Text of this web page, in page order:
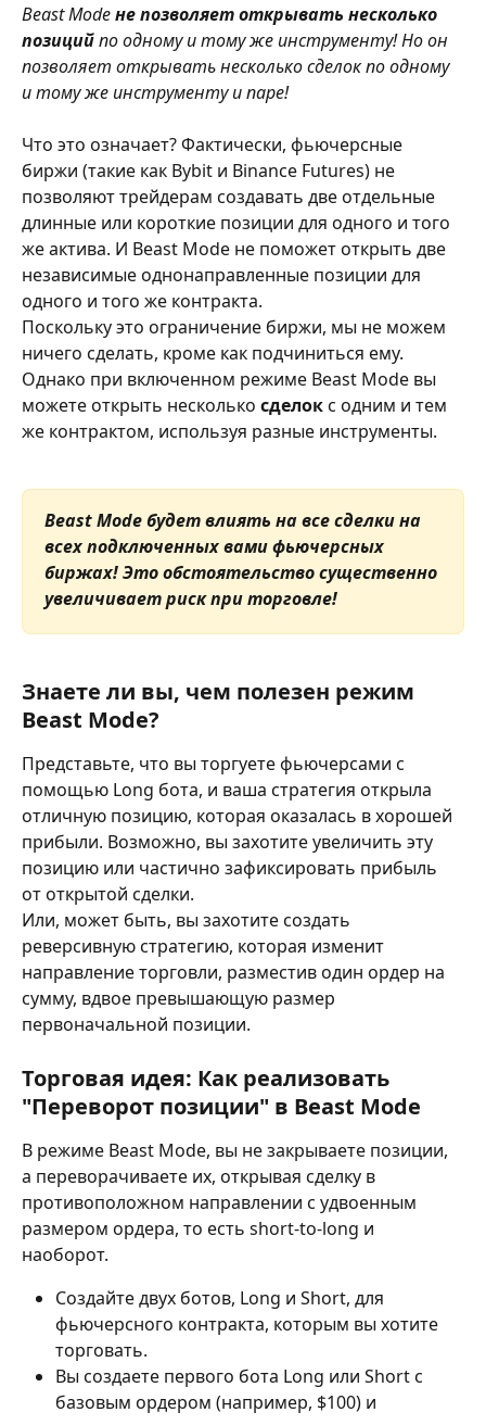
Beast Mode не позволяет открывать несколько
позиций по одному и тому же инструменту! Но он
позволяет открывать несколько сделок по одному
и тому же инструменту и паре!
Что это означает? Фактически, фьючерсные
биржи (такие как Bybit и Binance Futures) не
позволяют трейдерам создавать две отдельные
длинные или короткие позиции для одного и того
же актива. И Beast Mode не поможет открыть две
независимые однонаправленные позиции для
одного и того же контракта.
Поскольку это ограничение биржи, мы не можем
ничего сделать, кроме как подчиниться ему.
Однако при включенном режиме Beast Mode вы
можете открыть несколько сделок с одним и тем
же контрактом, используя разные инструменты.
Beast Mode будет влиять на все сделки на
всех подключенных вами фьючерсных
биржах! Это обстоятельство существенно
увеличивает риск при торговле!
Знаете ли вы, чем полезен режим
Beast Mode?
Представьте, что вы торгуете фьючерсами с
помощью Long бота, и ваша стратегия открыла
отличную позицию, которая оказалась в хорошей
прибыли. Возможно, вы захотите увеличить эту
позицию или частично зафиксировать прибыль
от открытой сделки.
Или, может быть, вы захотите создать
реверсивную стратегию, которая изменит
направление торговли, разместив один ордер на
сумму, вдвое превышающую размер
первоначальной позиции.
Торговая идея: Как реализовать
"Переворот позиции" в Beast Mode
В режиме Beast Mode, вы не закрываете позиции,
а переворачиваете их, открывая сделку в
противоположном направлении с удвоенным
размером ордера, то есть short-to-long и
наоборот.
Создайте двух ботов, Long и Short, для
фьючерсного контракта, которым вы хотите
торговать.
Вы создаете первого бота Long или Short с
базовым ордером (например, $100) и